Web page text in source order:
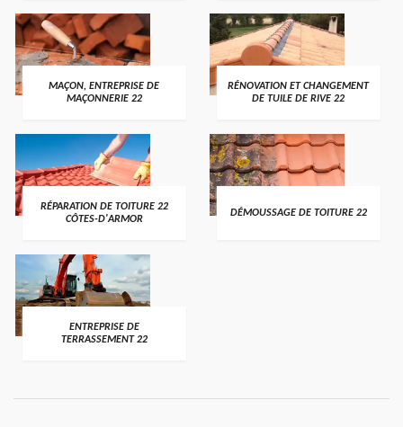
MAÇON, ENTREPRISE DE
MAÇONNERIE 22
RÉNOVATION ET CHANGEMENT
DE TUILE DE RIVE 22
RÉPARATION DE TOITURE 22
CÔTES-D'ARMOR
DÉMOUSSAGE DE TOITURE 22
ENTREPRISE DE
TERRASSEMENT 22